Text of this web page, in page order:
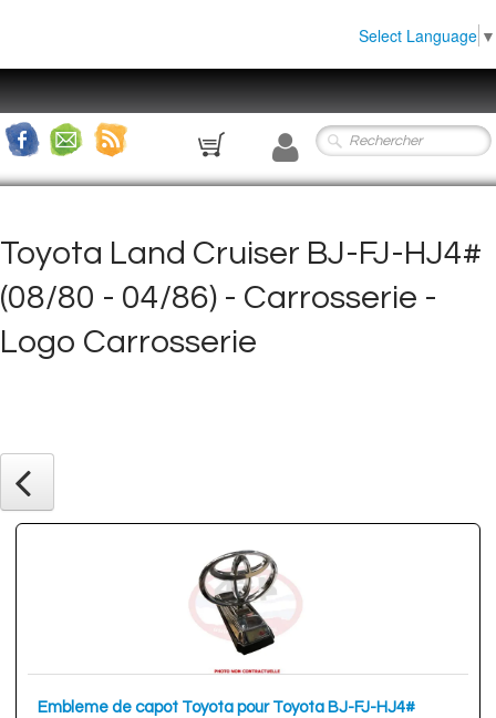
Select Language ▼
Toyota Land Cruiser BJ-FJ-HJ4#
(08/80 - 04/86) - Carrosserie -
Logo Carrosserie
Embleme de capot Toyota pour Toyota BJ-FJ-HJ4#